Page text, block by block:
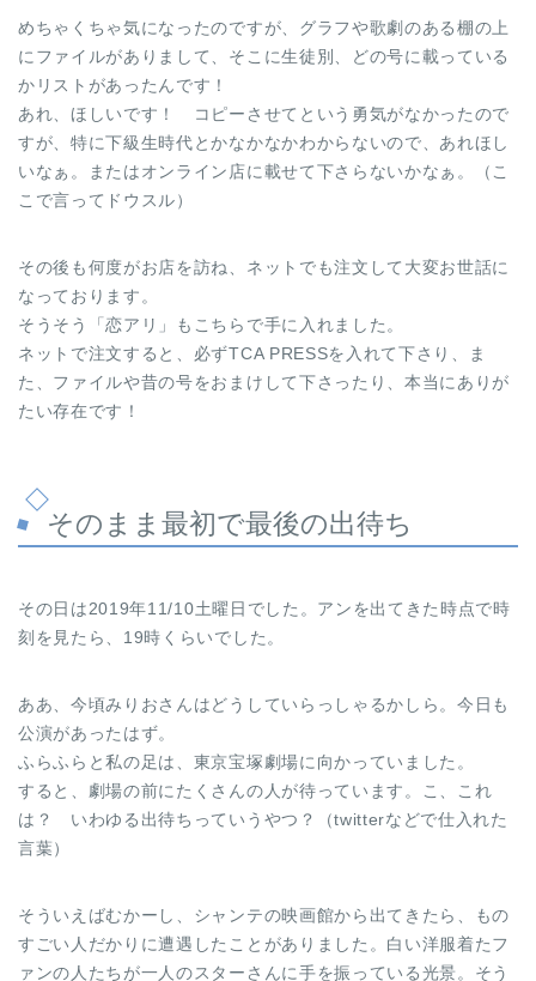
めちゃくちゃ気になったのですが、グラフや歌劇のある棚の上
にファイルがありまして、そこに生徒別、どの号に載っている
かリストがあったんです！
あれ、ほしいです！ コピーさせてという勇気がなかったので
すが、特に下級生時代とかなかなかわからないので、あれほし
いなぁ。またはオンライン店に載せて下さらないかなぁ。（こ
こで言ってドウスル）
その後も何度がお店を訪ね、ネットでも注文して大変お世話に
なっております。
そうそう「恋アリ」もこちらで手に入れました。
ネットで注文すると、必ずTCA PRESSを入れて下さり、ま
た、ファイルや昔の号をおまけして下さったり、本当にありが
たい存在です！
そのまま最初で最後の出待ち
その日は2019年11/10土曜日でした。アンを出てきた時点で時
刻を見たら、19時くらいでした。
ああ、今頃みりおさんはどうしていらっしゃるかしら。今日も
公演があったはず。
ふらふらと私の足は、東京宝塚劇場に向かっていました。
すると、劇場の前にたくさんの人が待っています。こ、これ
は？ いわゆる出待ちっていうやつ？（twitterなどで仕入れた
言葉）
そういえばむかーし、シャンテの映画館から出てきたら、もの
すごい人だかりに遭遇したことがありました。白い洋服着たフ
ァンの人たちが一人のスターさんに手を振っている光景。そう